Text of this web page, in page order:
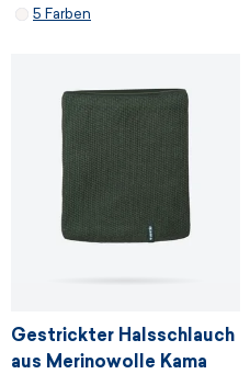
5 Farben
Gestrickter Halsschlauch
aus Merinowolle Kama